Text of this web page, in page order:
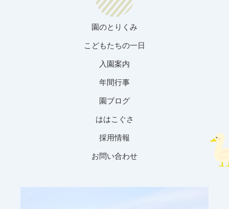
園のとりくみ
こどもたちの一日
入園案内
年間行事
園ブログ
ははこぐさ
採用情報
お問い合わせ